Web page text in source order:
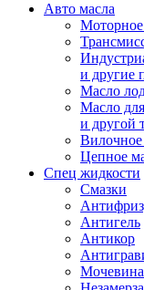
Авто масла
и другие
Масло
Масло
и другой
Вилочное
Цепное
Спец жидкости
Смазки
Антигель
Антикор